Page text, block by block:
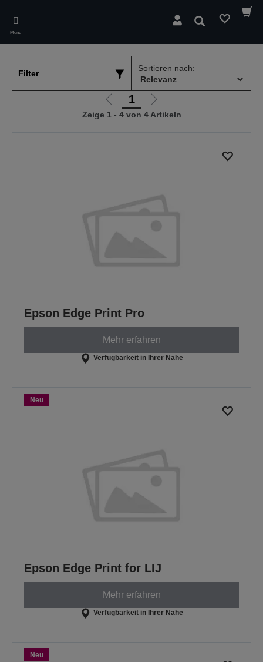
main
content
Menü
Suchen
Filter
Sortieren nach:
Zur
vorherigen
1
Zur
nächsten
Zeige 1 - 4 von 4 Artikeln
Epson Edge Print Pro
Mehr erfahren
Verfügbarkeit in Ihrer Nähe
Neu
Epson Edge Print for LIJ
Mehr erfahren
Verfügbarkeit in Ihrer Nähe
Neu